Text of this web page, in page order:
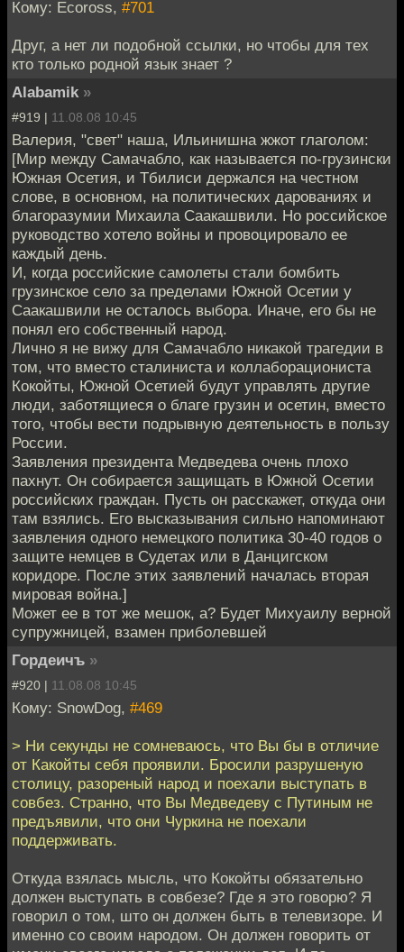
Кому: Ecoross, #701
Друг, а нет ли подобной ссылки, но чтобы для тех
кто только родной язык знает ?
Alabamik »
#919 | 11.08.08 10:45
Валерия, "свет" наша, Ильинишна жжот глаголом:
[Мир между Самачабло, как называется по-грузински
Южная Осетия, и Тбилиси держался на честном
слове, в основном, на политических дарованиях и
благоразумии Михаила Саакашвили. Но российское
руководство хотело войны и провоцировало ее
каждый день.
И, когда российские самолеты стали бомбить
грузинское село за пределами Южной Осетии у
Саакашвили не осталось выбора. Иначе, его бы не
понял его собственный народ.
Лично я не вижу для Самачабло никакой трагедии в
том, что вместо сталиниста и коллаборациониста
Кокойты, Южной Осетией будут управлять другие
люди, заботящиеся о благе грузин и осетин, вместо
того, чтобы вести подрывную деятельность в пользу
России.
Заявления президента Медведева очень плохо
пахнут. Он собирается защищать в Южной Осетии
российских граждан. Пусть он расскажет, откуда они
там взялись. Его высказывания сильно напоминают
заявления одного немецкого политика 30-40 годов о
защите немцев в Судетах или в Данцигском
коридоре. После этих заявлений началась вторая
мировая война.]
Может ее в тот же мешок, а? Будет Михуаилу верной
супружницей, взамен приболевшей
Гордеичъ »
#920 | 11.08.08 10:45
Кому: SnowDog, #469
> Ни секунды не сомневаюсь, что Вы бы в отличие
от Какойты себя проявили. Бросили разрушеную
столицу, разореный народ и поехали выступать в
совбез. Странно, что Вы Медведеву с Путиным не
предъявили, что они Чуркина не поехали
поддерживать.
Откуда взялась мысль, что Кокойты обязательно
должен выступать в совбезе? Где я это говорю? Я
говорил о том, што он должен быть в телевизоре. И
именно со своим народом. Он должен говорить от